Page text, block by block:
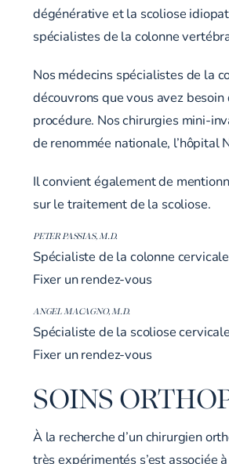
dégénérative et la scoliose
spécialistes de la colonne
Nos médecins spécialistes de la
découvrons que vous avez
procédure. Nos chirurgies mini-
de renommée nationale, l’hôpital
Il convient également de
sur le traitement de la scoliose.
PETER PASSIAS, M.D.
Spécialiste de la colonne
Fixer un rendez-vous
ANGEL MACAGNO, M.D.
Spécialiste de la scoliose
Fixer un rendez-vous
SOINS
À la recherche d’un chirurgien
très expérimentés s’est associée